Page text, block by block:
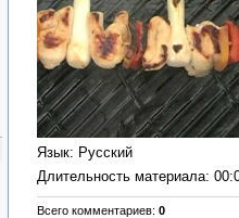
Язык: Русский
Длительность материала:
Всего комментариев: 0